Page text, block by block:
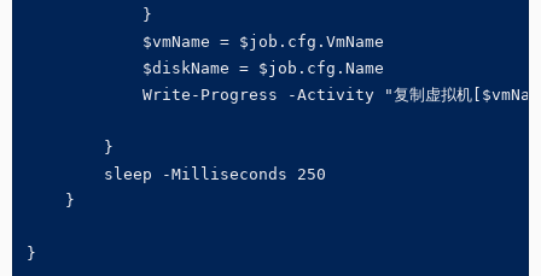
            }
            $vmName = $job.cfg.VmName
            $diskName = $job.cfg.Name
Write-Progress -Activity "复制虚拟机
        }
        sleep -Milliseconds 250
    }
}